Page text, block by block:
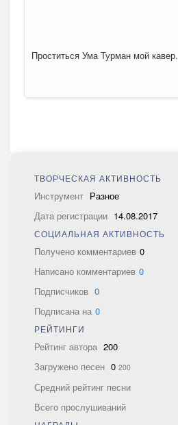
Проститься Ума Турман мой кавер.
ТВОРЧЕСКАЯ АКТИВНОСТЬ
Инструмент Разное
Дата регистрации 14.08.2017
СОЦИАЛЬНАЯ АКТИВНОСТЬ
Получено комментариев 0
Написано комментариев 0
Подписчиков 0
Подписана на 0
РЕЙТИНГИ
Рейтинг автора 200
Загружено песен 0 200
Средний рейтинг песни
Всего прослушиваний